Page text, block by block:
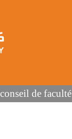
conseil de faculté